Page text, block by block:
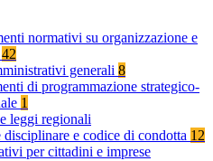
normativi su organizzazione e
42
generali 8
di programmazione strategico-
1
leggi regionali
disciplinare e codice di condotta 12
per cittadini e imprese